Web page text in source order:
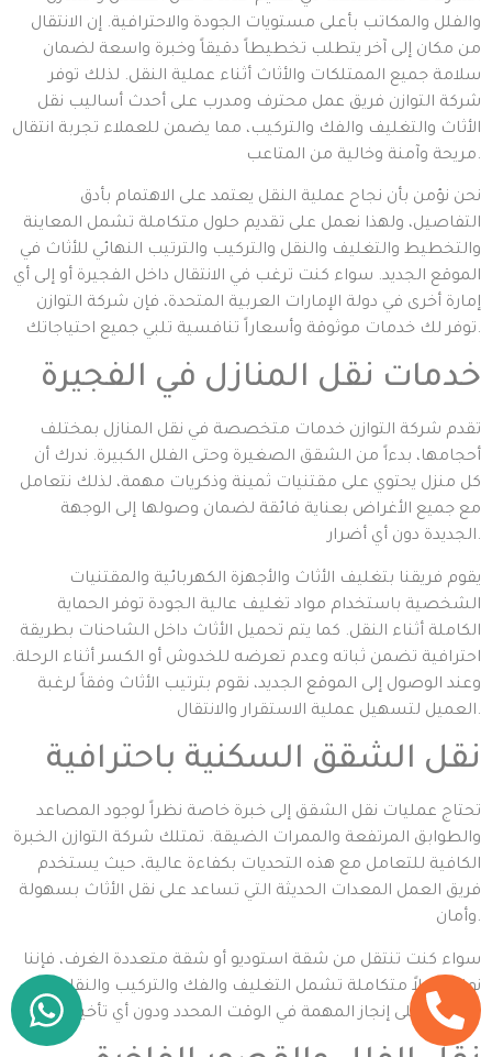
والفلل والمكاتب بأعلى مستويات الجودة والاحترافية. إن الانتقال
من مكان إلى آخر يتطلب تخطيطاً دقيقاً وخبرة واسعة لضمان
سلامة جميع الممتلكات والأثاث أثناء عملية النقل. لذلك توفر
شركة التوازن فريق عمل محترف ومدرب على أحدث أساليب نقل
الأثاث والتغليف والفك والتركيب، مما يضمن للعملاء تجربة انتقال
مريحة وآمنة وخالية من المتاعب.
نحن نؤمن بأن نجاح عملية النقل يعتمد على الاهتمام بأدق
التفاصيل، ولهذا نعمل على تقديم حلول متكاملة تشمل المعاينة
والتخطيط والتغليف والنقل والتركيب والترتيب النهائي للأثاث في
الموقع الجديد. سواء كنت ترغب في الانتقال داخل الفجيرة أو إلى أي
إمارة أخرى في دولة الإمارات العربية المتحدة، فإن شركة التوازن
توفر لك خدمات موثوقة وأسعاراً تنافسية تلبي جميع احتياجاتك.
خدمات نقل المنازل في الفجيرة
تقدم شركة التوازن خدمات متخصصة في نقل المنازل بمختلف
أحجامها، بدءاً من الشقق الصغيرة وحتى الفلل الكبيرة. ندرك أن
كل منزل يحتوي على مقتنيات ثمينة وذكريات مهمة، لذلك نتعامل
مع جميع الأغراض بعناية فائقة لضمان وصولها إلى الوجهة
الجديدة دون أي أضرار.
يقوم فريقنا بتغليف الأثاث والأجهزة الكهربائية والمقتنيات
الشخصية باستخدام مواد تغليف عالية الجودة توفر الحماية
الكاملة أثناء النقل. كما يتم تحميل الأثاث داخل الشاحنات بطريقة
احترافية تضمن ثباته وعدم تعرضه للخدوش أو الكسر أثناء الرحلة.
وعند الوصول إلى الموقع الجديد، نقوم بترتيب الأثاث وفقاً لرغبة
العميل لتسهيل عملية الاستقرار والانتقال.
نقل الشقق السكنية باحترافية
تحتاج عمليات نقل الشقق إلى خبرة خاصة نظراً لوجود المصاعد
والطوابق المرتفعة والممرات الضيقة. تمتلك شركة التوازن الخبرة
الكافية للتعامل مع هذه التحديات بكفاءة عالية، حيث يستخدم
فريق العمل المعدات الحديثة التي تساعد على نقل الأثاث بسهولة
وأمان.
سواء كنت تنتقل من شقة استوديو أو شقة متعددة الغرف، فإننا
نوفر حلولاً متكاملة تشمل التغليف والفك والتركيب والنقل، مع
الحرص على إنجاز المهمة في الوقت المحدد ودون أي تأخير.